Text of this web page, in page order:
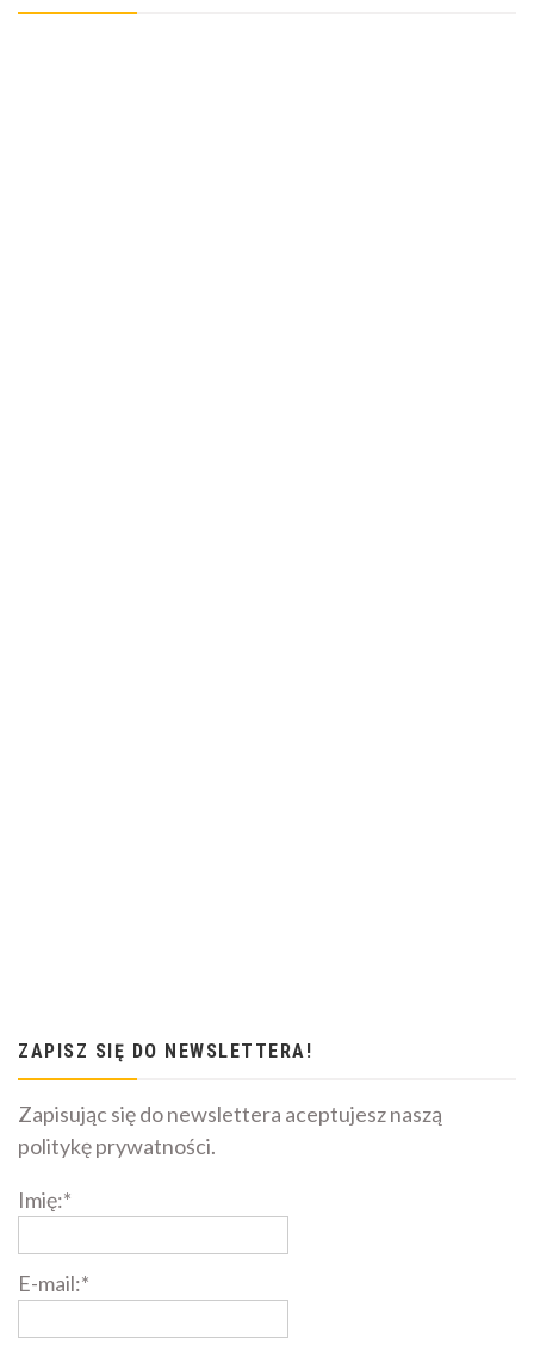
ZAPISZ SIĘ DO NEWSLETTERA!
Zapisując się do newslettera aceptujesz naszą
politykę prywatności.
Imię:*
E-mail:*